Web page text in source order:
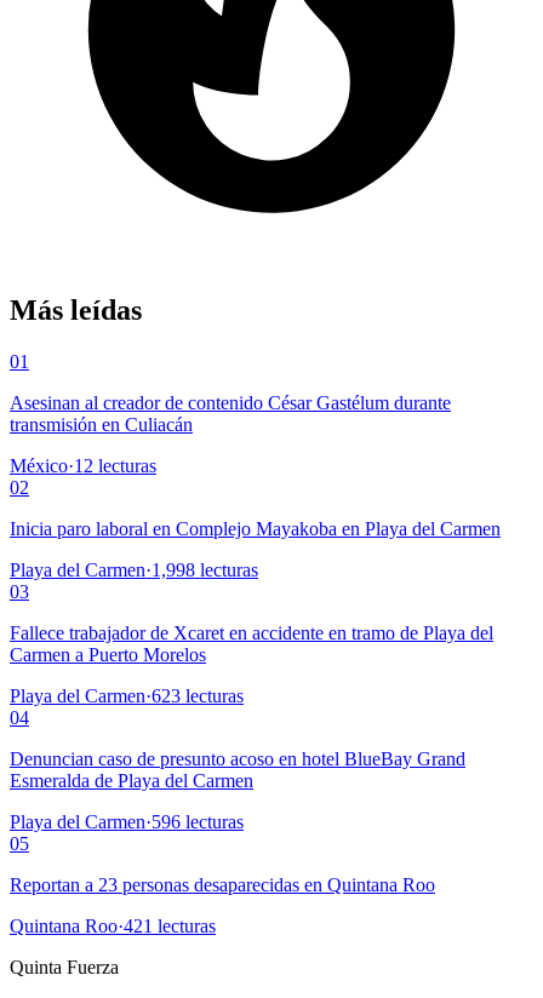
Más leídas
01
Asesinan al creador de contenido César Gastélum durante
transmisión en Culiacán
México·12 lecturas
02
Inicia paro laboral en Complejo Mayakoba en Playa del Carmen
Playa del Carmen·1,998 lecturas
03
Fallece trabajador de Xcaret en accidente en tramo de Playa del
Carmen a Puerto Morelos
Playa del Carmen·623 lecturas
04
Denuncian caso de presunto acoso en hotel BlueBay Grand
Esmeralda de Playa del Carmen
Playa del Carmen·596 lecturas
05
Reportan a 23 personas desaparecidas en Quintana Roo
Quintana Roo·421 lecturas
Quinta Fuerza